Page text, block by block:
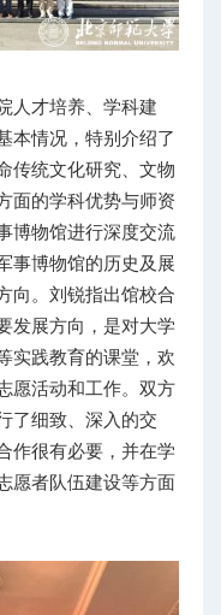
人才培养、学科建
本情况，特别介绍了
传统文化研究、文物
面的学科优势与师资
博物馆进行深度交流
事博物馆的历史及展
向。刘锐指出馆校合
发展方向，是对大学
实践教育的课堂，欢
愿活动和工作。双方
了细致、深入的交
作很有必要，并在学
愿者队伍建设等方面